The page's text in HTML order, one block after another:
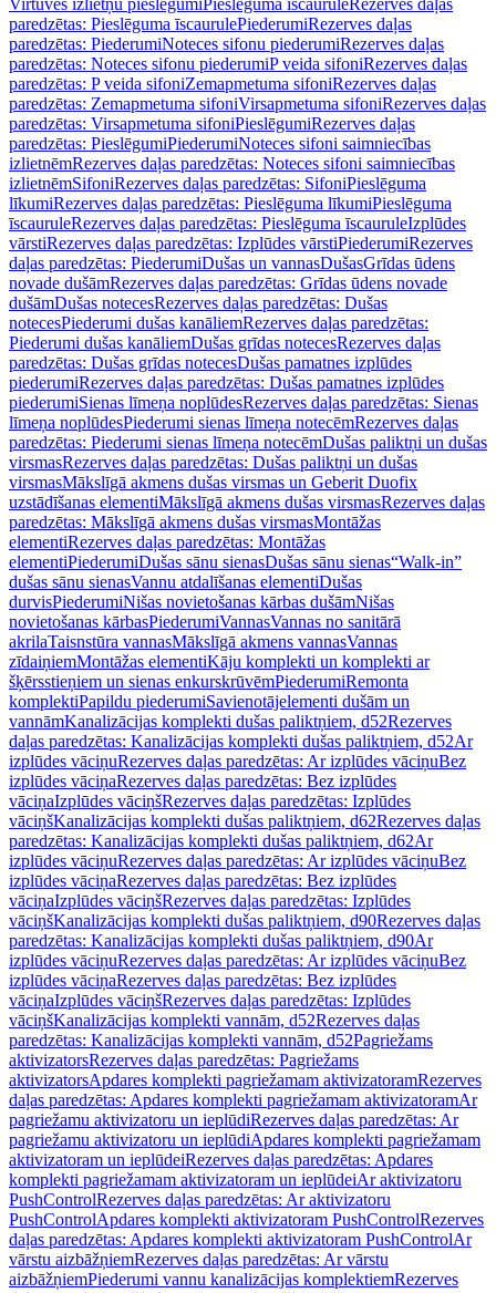
Virtuves izlietņu pieslēgumiPieslēguma īscauruleRezerves daļas
paredzētas: Pieslēguma īscaurulePiederumiRezerves daļas
paredzētas: PiederumiNoteces sifonu piederumiRezerves daļas
paredzētas: Noteces sifonu piederumiP veida sifoniRezerves daļas
paredzētas: P veida sifoniZemapmetuma sifoniRezerves daļas
paredzētas: Zemapmetuma sifoniVirsapmetuma sifoniRezerves daļas
paredzētas: Virsapmetuma sifoniPieslēgumiRezerves daļas
paredzētas: PieslēgumiPiederumiNoteces sifoni saimniecības
izlietnēmRezerves daļas paredzētas: Noteces sifoni saimniecības
izlietnēmSifoniRezerves daļas paredzētas: SifoniPieslēguma
līkumiRezerves daļas paredzētas: Pieslēguma līkumiPieslēguma
īscauruleRezerves daļas paredzētas: Pieslēguma īscauruleIzplūdes
vārstiRezerves daļas paredzētas: Izplūdes vārstiPiederumiRezerves
daļas paredzētas: PiederumiDušas un vannasDušasGrīdas ūdens
novade dušāmRezerves daļas paredzētas: Grīdas ūdens novade
dušāmDušas notecesRezerves daļas paredzētas: Dušas
notecesPiederumi dušas kanāliemRezerves daļas paredzētas:
Piederumi dušas kanāliemDušas grīdas notecesRezerves daļas
paredzētas: Dušas grīdas notecesDušas pamatnes izplūdes
piederumiRezerves daļas paredzētas: Dušas pamatnes izplūdes
piederumiSienas līmeņa noplūdesRezerves daļas paredzētas: Sienas
līmeņa noplūdesPiederumi sienas līmeņa notecēmRezerves daļas
paredzētas: Piederumi sienas līmeņa notecēmDušas paliktņi un dušas
virsmasRezerves daļas paredzētas: Dušas paliktņi un dušas
virsmasMākslīgā akmens dušas virsmas un Geberit Duofix
uzstādīšanas elementiMākslīgā akmens dušas virsmasRezerves daļas
paredzētas: Mākslīgā akmens dušas virsmasMontāžas
elementiRezerves daļas paredzētas: Montāžas
elementiPiederumiDušas sānu sienasDušas sānu sienas“Walk-in”
dušas sānu sienasVannu atdalīšanas elementiDušas
durvisPiederumiNišas novietošanas kārbas dušāmNišas
novietošanas kārbasPiederumiVannasVannas no sanitārā
akrilaTaisnstūra vannasMākslīgā akmens vannasVannas
zīdaiņiemMontāžas elementiKāju komplekti un komplekti ar
šķērsstieņiem un sienas enkurskrūvēmPiederumiRemonta
komplektiPapildu piederumiSavienotājelementi dušām un
vannāmKanalizācijas komplekti dušas paliktņiem, d52Rezerves
daļas paredzētas: Kanalizācijas komplekti dušas paliktņiem, d52Ar
izplūdes vāciņuRezerves daļas paredzētas: Ar izplūdes vāciņuBez
izplūdes vāciņaRezerves daļas paredzētas: Bez izplūdes
vāciņaIzplūdes vāciņšRezerves daļas paredzētas: Izplūdes
vāciņšKanalizācijas komplekti dušas paliktņiem, d62Rezerves daļas
paredzētas: Kanalizācijas komplekti dušas paliktņiem, d62Ar
izplūdes vāciņuRezerves daļas paredzētas: Ar izplūdes vāciņuBez
izplūdes vāciņaRezerves daļas paredzētas: Bez izplūdes
vāciņaIzplūdes vāciņšRezerves daļas paredzētas: Izplūdes
vāciņšKanalizācijas komplekti dušas paliktņiem, d90Rezerves daļas
paredzētas: Kanalizācijas komplekti dušas paliktņiem, d90Ar
izplūdes vāciņuRezerves daļas paredzētas: Ar izplūdes vāciņuBez
izplūdes vāciņaRezerves daļas paredzētas: Bez izplūdes
vāciņaIzplūdes vāciņšRezerves daļas paredzētas: Izplūdes
vāciņšKanalizācijas komplekti vannām, d52Rezerves daļas
paredzētas: Kanalizācijas komplekti vannām, d52Pagriežams
aktivizatorsRezerves daļas paredzētas: Pagriežams
aktivizatorsApdares komplekti pagriežamam aktivizatoramRezerves
daļas paredzētas: Apdares komplekti pagriežamam aktivizatoramAr
pagriežamu aktivizatoru un ieplūdiRezerves daļas paredzētas: Ar
pagriežamu aktivizatoru un ieplūdiApdares komplekti pagriežamam
aktivizatoram un ieplūdeiRezerves daļas paredzētas: Apdares
komplekti pagriežamam aktivizatoram un ieplūdeiAr aktivizatoru
PushControlRezerves daļas paredzētas: Ar aktivizatoru
PushControlApdares komplekti aktivizatoram PushControlRezerves
daļas paredzētas: Apdares komplekti aktivizatoram PushControlAr
vārstu aizbāžņiemRezerves daļas paredzētas: Ar vārstu
aizbāžņiemPiederumi vannu kanalizācijas komplektiemRezerves